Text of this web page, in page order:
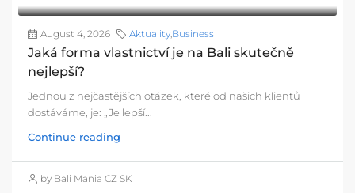
August 4, 2026 Aktuality,Business
Jaká forma vlastnictví je na Bali skutečně
nejlepší?
Jednou z nejčastějších otázek, které od našich klientů
dostáváme, je: „Je lepší...
Continue reading
by Bali Mania CZ SK